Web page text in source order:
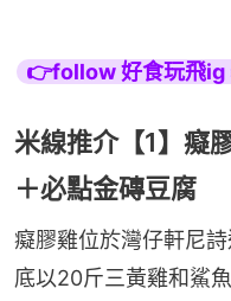
👉follow 好食玩飛ig
米線推介【1】
＋必點金磚豆腐
癡膠雞位於灣仔軒尼
底以20斤三黃雞和鯊